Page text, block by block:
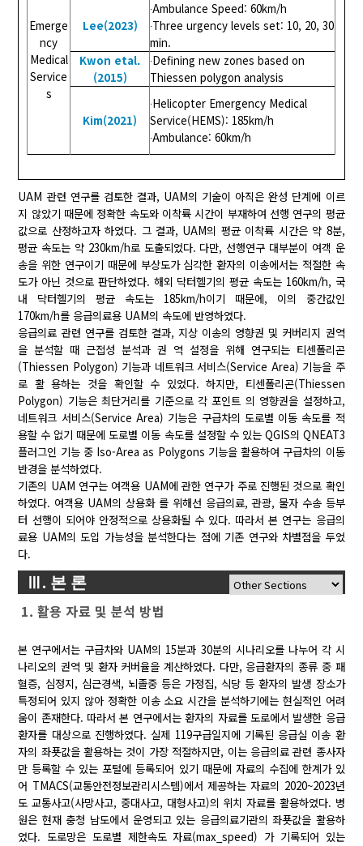
Emerge
ncy
Medical
Service
s
Lee(2023)
∙Ambulance Speed: 60km/h
∙Three urgency levels set: 10, 20, 30
min.
Kwon etal.
(2015)
∙Defining new zones based on
Thiessen polygon analysis
Kim(2021)
∙Helicopter Emergency Medical
Service(HEMS): 185km/h
∙Ambulance: 60km/h
UAM 관련 연구를 검토한 결과, UAM의 기술이 아직은 완성 단계에 이르
지 않았기 때문에 정확한 속도와 이착륙 시간이 부재하여 선행 연구의 평균
값으로 산정하고자 하였다. 그 결과, UAM의 평균 이착륙 시간은 약 8분,
평균 속도는 약 230km/h로 도출되었다. 다만, 선행연구 대부분이 여객 운
송을 위한 연구이기 때문에 부상도가 심각한 환자의 이송에서는 적절한 속
도가 아닌 것으로 판단하였다. 해외 닥터헬기의 평균 속도는 160km/h, 국
내 닥터헬기의 평균 속도는 185km/h이기 때문에, 이의 중간값인
170km/h를 응급의료용 UAM의 속도에 반영하였다.
응급의료 관련 연구를 검토한 결과, 지상 이송의 영향권 및 커버리지 권역
을 분석할 때 근접성 분석과 권 역 설정을 위해 연구되는 티센폴리곤
(Thiessen Polygon) 기능과 네트워크 서비스(Service Area) 기능을 주
로 활 용하는 것을 확인할 수 있었다. 하지만, 티센폴리곤(Thiessen
Polygon) 기능은 최단거리를 기준으로 각 포인트 의 영향권을 설정하고,
네트워크 서비스(Service Area) 기능은 구급차의 도로별 이동 속도를 적
용할 수 없기 때문에 도로별 이동 속도를 설정할 수 있는 QGIS의 QNEAT3
플러그인 기능 중 Iso-Area as Polygons 기능을 활용하여 구급차의 이동
반경을 분석하였다.
기존의 UAM 연구는 여객용 UAM에 관한 연구가 주로 진행된 것으로 확인
하였다. 여객용 UAM의 상용화 를 위해선 응급의료, 관광, 물자 수송 등부
터 선행이 되어야 안정적으로 상용화될 수 있다. 따라서 본 연구는 응급의
료용 UAM의 도입 가능성을 분석한다는 점에 기존 연구와 차별점을 두었
다.
Ⅲ. 본 론
1. 활용 자료 및 분석 방법
본 연구에서는 구급차와 UAM의 15분과 30분의 시나리오를 나누어 각 시
나리오의 권역 및 환자 커버율을 계산하였다. 다만, 응급환자의 종류 중 패
혈증, 심정지, 심근경색, 뇌졸중 등은 가정집, 식당 등 환자의 발생 장소가
특정되어 있지 않아 정확한 이송 소요 시간을 분석하기에는 현실적인 어려
움이 존재한다. 따라서 본 연구에서는 환자의 자료를 도로에서 발생한 응급
환자를 대상으로 진행하였다. 실제 119구급일지에 기록된 응급실 이송 환
자의 좌푯값을 활용하는 것이 가장 적절하지만, 이는 응급의료 관련 종사자
만 등록할 수 있는 포털에 등록되어 있기 때문에 자료의 수집에 한계가 있
어 TMACS(교통안전정보관리시스템)에서 제공하는 자료의 2020~2023년
도 교통사고(사망사고, 중대사고, 대형사고)의 위치 자료를 활용하였다. 병
원은 현재 충청 남도에서 운영되고 있는 응급의료기관의 좌푯값을 활용하
였다. 도로망은 도로별 제한속도 자료(max_speed) 가 기록되어 있는